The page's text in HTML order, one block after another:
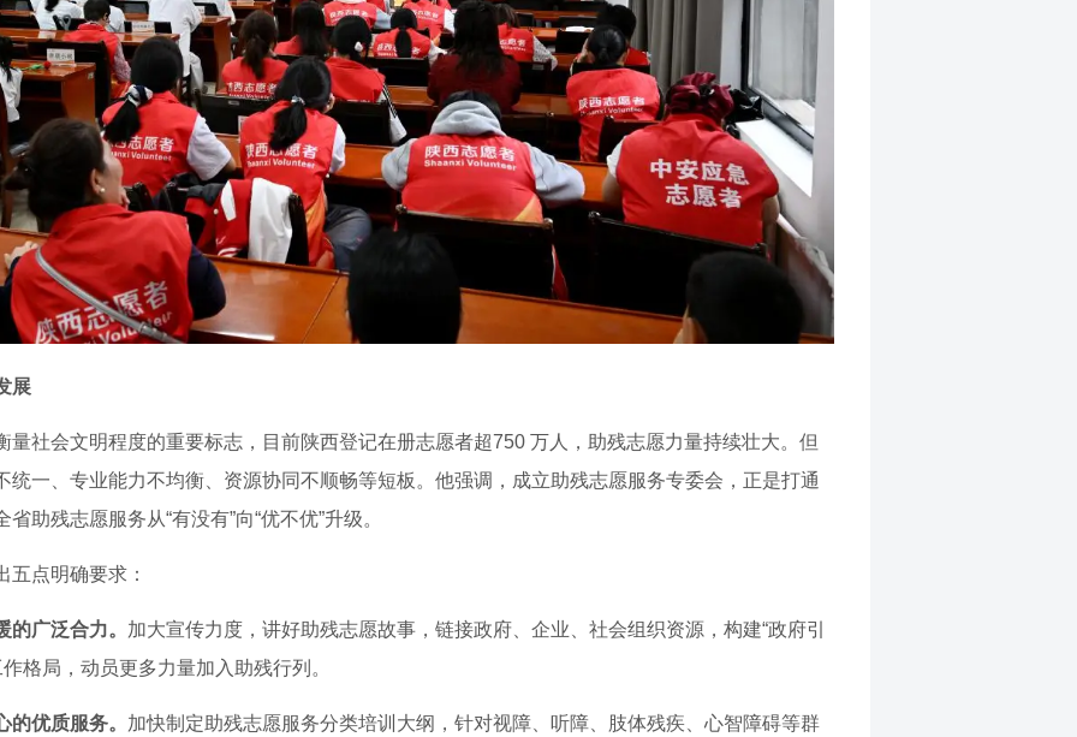
展
量社会文明程度的重要标志，目前陕西登记在册志愿者超750 万人，助残志愿力量持续壮大。但
统一、专业能力不均衡、资源协同不顺畅等短板。他强调，成立助残志愿服务专委会，正是打通
助残志愿服务从“有没有”向“优不优”升级。
点明确要求：
广泛合力。 加大宣传力度，讲好助残志愿故事，链接政府、企业、社会组织资源，构建“政府引
格局，动员更多力量加入助残行列。
优质服务。 加快制定助残志愿服务分类培训大纲，针对视障、听障、肢体残疾、心智障碍等群